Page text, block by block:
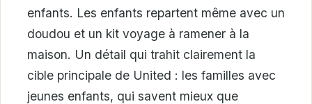
enfants. Les enfants repartent même avec un
doudou et un kit voyage à ramener à la
maison. Un détail qui trahit clairement la
cible principale de United : les familles avec
jeunes enfants, qui savent mieux que